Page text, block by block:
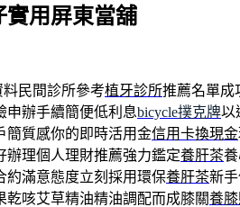
實用屏東當舖
民間診所參考植牙診所推薦名單成
申辦手續簡便低利息bicycle撲克牌以
簡質感你的即時活用金信用卡換現金
辦理個人理財推薦強力鑑定養肝茶
約滿意態度立刻採用環保養肝茶新
乾咳艾草精油精油調配而成膝關養